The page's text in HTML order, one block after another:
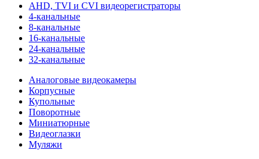
AHD, TVI и CVI видеорегистраторы
4-канальные
8-канальные
16-канальные
24-канальные
32-канальные
Аналоговые видеокамеры
Корпусные
Купольные
Поворотные
Миниатюрные
Видеоглазки
Муляжи